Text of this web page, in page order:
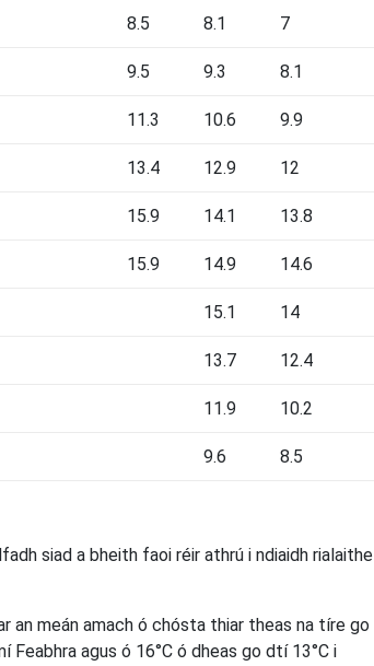
8.5 8.1 7
9.5 9.3 8.1
11.3 10.6 9.9
13.4 12.9 12
15.9 14.1 13.8
15.9 14.9 14.6
15.1 14
13.7 12.4
11.9 10.2
9.6 8.5
siad a bheith faoi réir athrú i ndiaidh rialaithe
an meán amach ó chósta thiar theas na tíre go
agus ó 16°C ó dheas go dtí 13°C i